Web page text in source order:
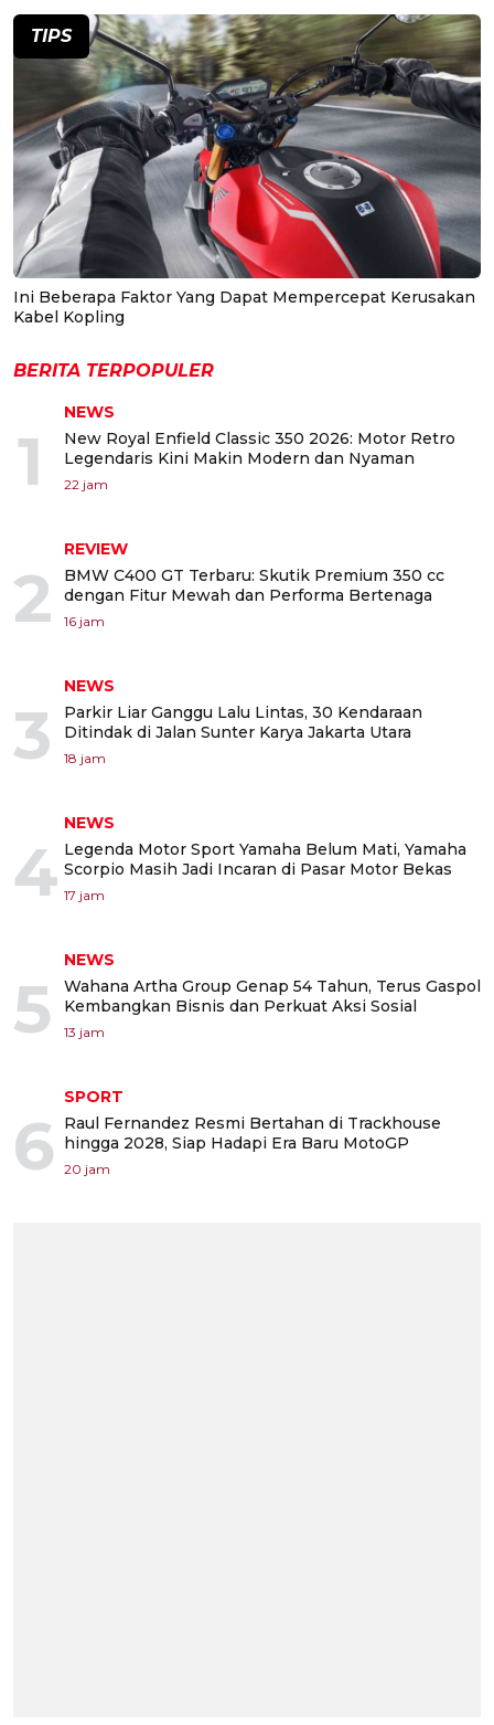
TIPS
Ini Beberapa Faktor Yang Dapat Mempercepat Kerusakan
Kabel Kopling
BERITA TERPOPULER
1
NEWS
New Royal Enfield Classic 350 2026: Motor Retro
Legendaris Kini Makin Modern dan Nyaman
22 jam
2
REVIEW
BMW C400 GT Terbaru: Skutik Premium 350 cc
dengan Fitur Mewah dan Performa Bertenaga
16 jam
3
NEWS
Parkir Liar Ganggu Lalu Lintas, 30 Kendaraan
Ditindak di Jalan Sunter Karya Jakarta Utara
18 jam
4
NEWS
Legenda Motor Sport Yamaha Belum Mati, Yamaha
Scorpio Masih Jadi Incaran di Pasar Motor Bekas
17 jam
5
NEWS
Wahana Artha Group Genap 54 Tahun, Terus Gaspol
Kembangkan Bisnis dan Perkuat Aksi Sosial
13 jam
6
SPORT
Raul Fernandez Resmi Bertahan di Trackhouse
hingga 2028, Siap Hadapi Era Baru MotoGP
20 jam